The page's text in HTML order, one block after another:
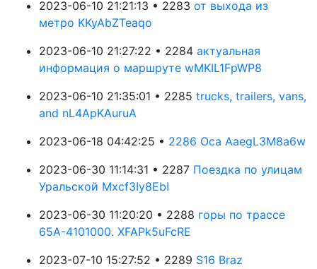
2023-06-10 21:21:13 • 2283 от выхода из
метро KKyAbZTeaqo
2023-06-10 21:27:22 • 2284 актуальная
информация о маршруте wMKIL1FpWP8
2023-06-10 21:35:01 • 2285 trucks, trailers, vans,
and nL4ApKAuruA
2023-06-18 04:42:25 • 2286 Оса AaegL3M8a6w
2023-06-30 11:14:31 • 2287 Поездка по улицам
Уральской Mxcf3Iy8EbI
2023-06-30 11:20:20 • 2288 горы по трассе
65А-4101000. XFAPk5uFcRE
2023-07-10 15:27:52 • 2289 S16 Braz